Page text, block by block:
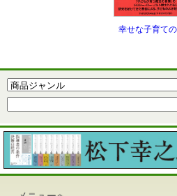
幸せな子育て